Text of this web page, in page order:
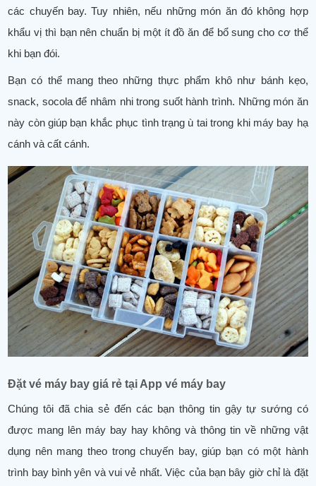
các chuyến bay. Tuy nhiên, nếu những món ăn đó không hợp
khẩu vị thì bạn nên chuẩn bị một ít đồ ăn để bổ sung cho cơ thể
khi bạn đói.
Bạn có thể mang theo những thực phẩm khô như bánh kẹo,
snack, socola để nhâm nhi trong suốt hành trình. Những món ăn
này còn giúp bạn khắc phục tình trạng ù tai trong khi máy bay hạ
cánh và cất cánh.
Đặt vé máy bay giá rẻ tại App vé máy bay
Chúng tôi đã chia sẻ đến các bạn thông tin gậy tự sướng có
được mang lên máy bay hay không và thông tin về những vật
dụng nên mang theo trong chuyến bay, giúp bạn có một hành
trình bay bình yên và vui vẻ nhất. Việc của bạn bây giờ chỉ là đặt